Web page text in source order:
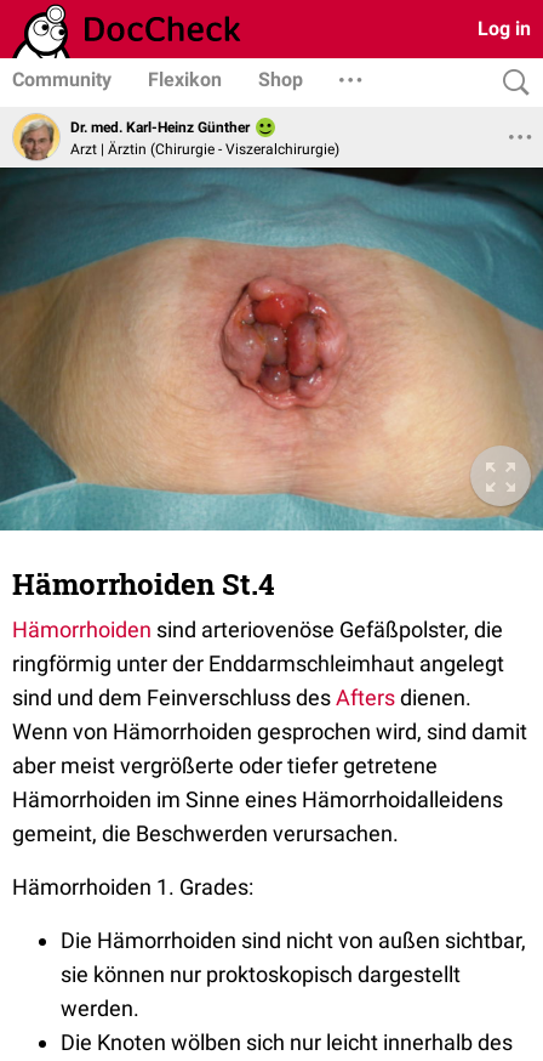
Log in
Community Flexikon Shop
Dr. med. Karl-Heinz Günther
Arzt | Ärztin (Chirurgie - Viszeralchirurgie)
Hämorrhoiden St.4
Hämorrhoiden sind arteriovenöse Gefäßpolster, die
ringförmig unter der Enddarmschleimhaut angelegt
sind und dem Feinverschluss desAftersdienen.
Wenn von Hämorrhoiden gesprochen wird, sind damit
aber meist vergrößerte oder tiefer getretene
Hämorrhoiden im Sinne eines Hämorrhoidalleidens
gemeint, die Beschwerden verursachen.
Hämorrhoiden 1. Grades:
Die Hämorrhoiden sind nicht von außen sichtbar,
sie können nur proktoskopisch dargestellt
werden.
Die Knoten wölben sich nur leicht innerhalb des